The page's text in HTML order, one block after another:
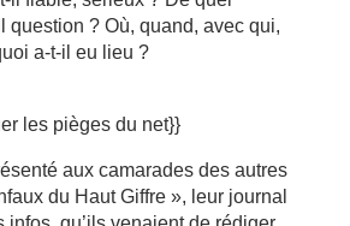
question ? Où, quand, avec qui,
a-t-il eu lieu ?
les pièges du net}}
aux camarades des autres
du Haut Giffre », leur journal